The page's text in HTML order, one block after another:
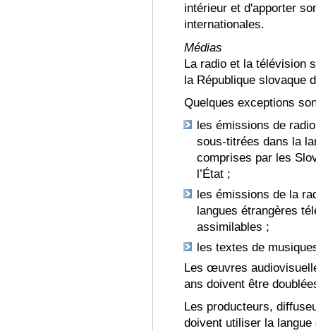
intérieur et d'apporter
internationales.
Médias
La radio et la télévision
la République slovaque
Quelques exceptions
les émissions de
sous-titrées dans la
comprises par les
l’État ;
les émissions de la
langues étrangères
assimilables ;
les textes de
Les œuvres
ans doivent être
Les producteurs,
doivent utiliser la langue